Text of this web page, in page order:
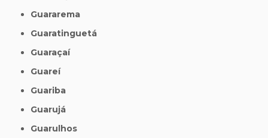
Guararema
Guaratinguetá
Guaraçaí
Guareí
Guariba
Guarujá
Guarulhos